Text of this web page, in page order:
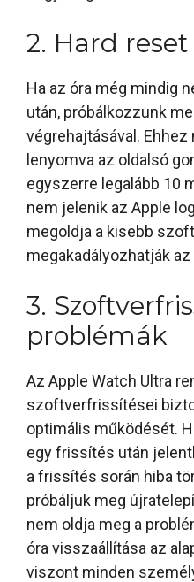
2. Hard
Ha az óra még mindig
után, próbálkozzunk
végrehajtásával.
lenyomva az oldalsó
egyszerre legalább 10
nem jelenik az Apple
megoldja a kisebb
megakadályozhatják
3.
problémák
Az Apple Watch Ultra
szoftverfrissítései
optimális működését.
egy frissítés után
a frissítés során hiba
próbáljuk meg
nem oldja meg a
óra visszaállítása az
viszont minden